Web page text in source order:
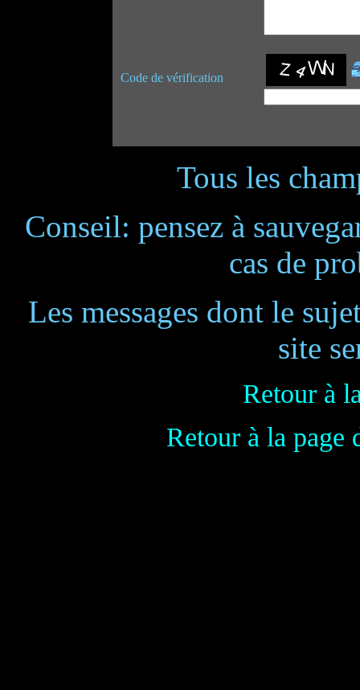
Code de vérification
Tous les
Conseil: pensez à
cas de
Les messages dont le
site
Retour à
Retour à la page